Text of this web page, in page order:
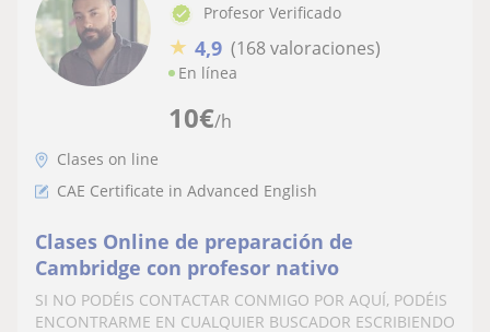
10€/h
Profesor Verificado
★ 4,9 (168 valoraciones)
En línea
Clases on line
CAE Certificate in Advanced English
Clases Online de preparación de
Cambridge con profesor nativo
SI NO PODÉIS CONTACTAR CONMIGO POR AQUÍ, PODÉIS
ENCONTRARME EN CUALQUIER BUSCADOR ESCRIBIENDO